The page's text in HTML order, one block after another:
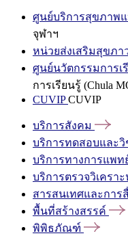
ศูนย์บริการสุขภาพ
จุฬาฯ
หน่วยส่งเสริมสุขภา
ศูนย์นวัตกรรมการเ
การเรียนรู้ (Chula
CUVIPCUVIP
บริการสังคม
บริการทดสอบและวิ
บริการทางการแพท
บริการตรวจวิเครา
สารสนเทศและการ
พื้นที่สร้างสรรค์
พิพิธภัณฑ์